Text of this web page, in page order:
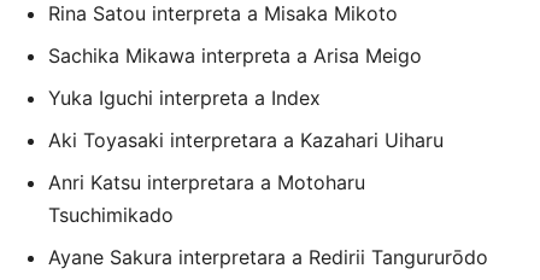
Rina Satou interpreta a Misaka Mikoto
Sachika Mikawa interpreta a Arisa Meigo
Yuka Iguchi interpreta a Index
Aki Toyasaki interpretara a Kazahari Uiharu
Anri Katsu interpretara a Motoharu
Tsuchimikado
Ayane Sakura interpretara a Redirii Tangururōdo